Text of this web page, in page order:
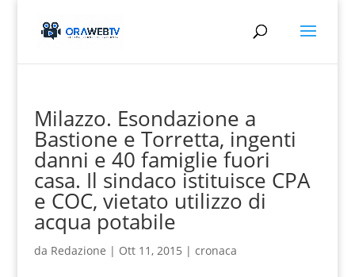
Milazzo. Esondazione a
Bastione e Torretta, ingenti
danni e 40 famiglie fuori
casa. Il sindaco istituisce CPA
e COC, vietato utilizzo di
acqua potabile
da Redazione | Ott 11, 2015 | cronaca